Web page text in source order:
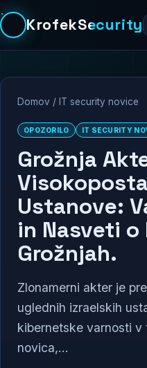
KrofekSecurity
Domov / IT security novice
OPOZORILO IT SECURITY
Grožnja
Ustanove:
in Nasveti
Grožnjah.
Zlonamerni akter je
uglednih izraelskih
kibernetske varnosti v
novica,...